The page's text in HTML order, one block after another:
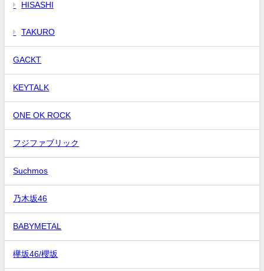
HISASHI
TAKURO
GACKT
KEYTALK
ONE OK ROCK
フジファブリック
Suchmos
乃木坂46
BABYMETAL
欅坂46/櫻坂